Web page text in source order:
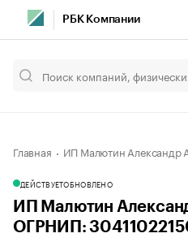
РБК Компании
Главная ИП Малютин Александр
ДЕЙСТВУЕТОБНОВЛЕНО
ИП Малютин
ОГРНИП: